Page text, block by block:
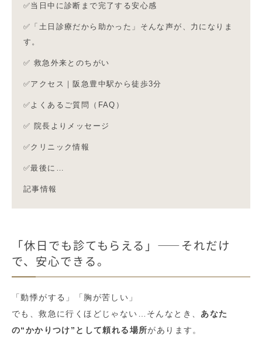
✅当日中に診断まで完了する安心感
✅「土日診療だから助かった」そんな声が、力になりま
す。
✅ 救急外来とのちがい
✅アクセス｜阪急豊中駅から徒歩3分
✅よくあるご質問（FAQ）
✅ 院長よりメッセージ
✅クリニック情報
✅最後に…
記事情報
「休日でも診てもらえる」——それだけ
で、安心できる。
「動悸がする」「胸が苦しい」
でも、救急に行くほどじゃない…そんなとき、 あなた
の“かかりつけ”として頼れる場所があります。